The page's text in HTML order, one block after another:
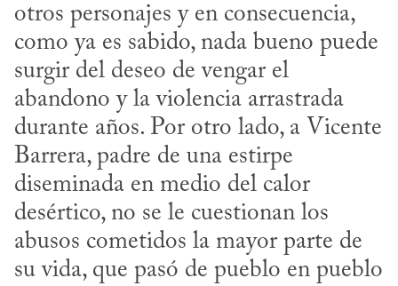
otros personajes y en consecuencia,
como ya es sabido, nada bueno puede
surgir del deseo de vengar el
abandono y la violencia arrastrada
durante años. Por otro lado, a Vicente
Barrera, padre de una estirpe
diseminada en medio del calor
desértico, no se le cuestionan los
abusos cometidos la mayor parte de
su vida, que pasó de pueblo en pueblo